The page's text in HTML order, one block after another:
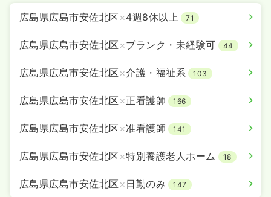
広島県広島市安佐北区 ×4週8休以上 71
広島県広島市安佐北区 ×ブランク・未経験可 44
広島県広島市安佐北区 ×介護・福祉系 103
広島県広島市安佐北区 ×正看護師 166
広島県広島市安佐北区 ×准看護師 141
広島県広島市安佐北区 ×特別養護老人ホーム 18
広島県広島市安佐北区 × 日勤のみ 147